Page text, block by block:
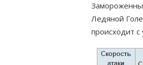
Ледяной
происходит